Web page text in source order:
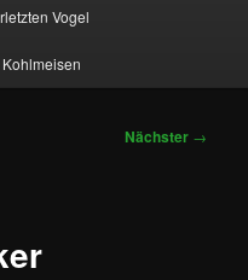
Vogel
Nächster →